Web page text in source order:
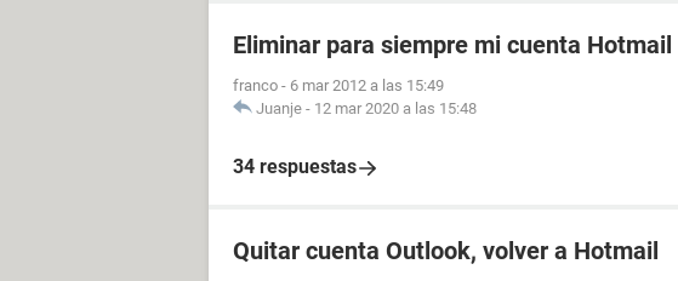
Eliminar para siempre mi cuenta Hotmail
franco - 6 mar 2012 a las 15:49
Juanje - 12 mar 2020 a las 15:48
34 respuestas
Quitar cuenta Outlook, volver a Hotmail